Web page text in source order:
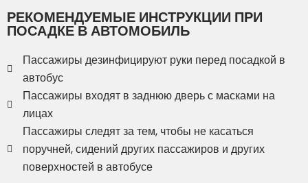
РЕКОМЕНДУЕМЫЕ ИНСТРУКЦИИ ПРИ
ПОСАДКЕ В АВТОМОБИЛЬ
Пассажиры дезинфицируют руки перед посадкой в
автобус
Пассажиры входят в заднюю дверь с масками на
лицах
Пассажиры следят за тем, чтобы не касаться
поручней, сидений других пассажиров и других
поверхностей в автобусе